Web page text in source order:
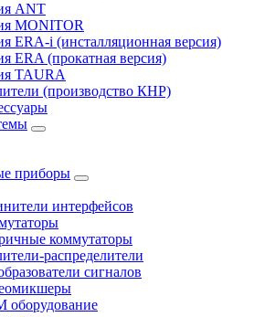
ANT
MONITOR
ERA-i (инсталляционная версия)
ERA (прокатная версия)
TAURA
(производство КНР)
приборы
интерфейсов
коммутаторы
распределители
сигналов
оборудование